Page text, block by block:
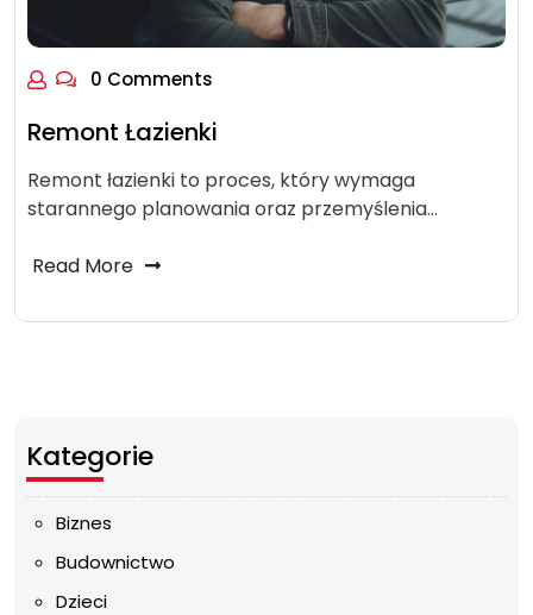
0 Comments
Remont Łazienki
Remont łazienki to proces, który wymaga
starannego planowania oraz przemyślenia…
Read More
Kategorie
Biznes
Budownictwo
Dzieci